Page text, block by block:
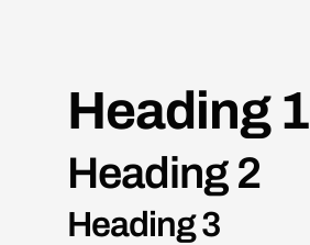
Heading 1
Heading 2
Heading 3